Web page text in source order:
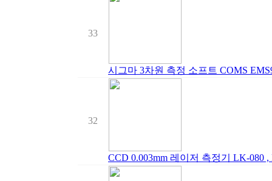
33
시그마 3차원 측정 소프트 COMS
32
CCD 0.003mm 레이저 측정기 LK-080